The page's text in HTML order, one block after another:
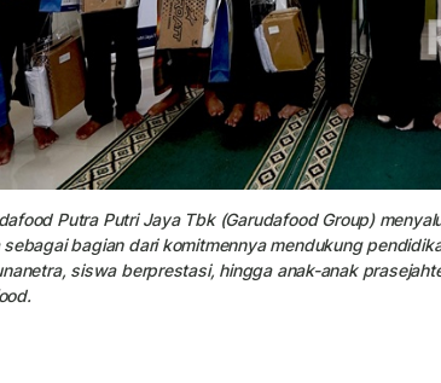
Putra Putri Jaya Tbk (Garudafood Group)
bagian dari komitmennya mendukung
siswa berprestasi, hingga anak-anak